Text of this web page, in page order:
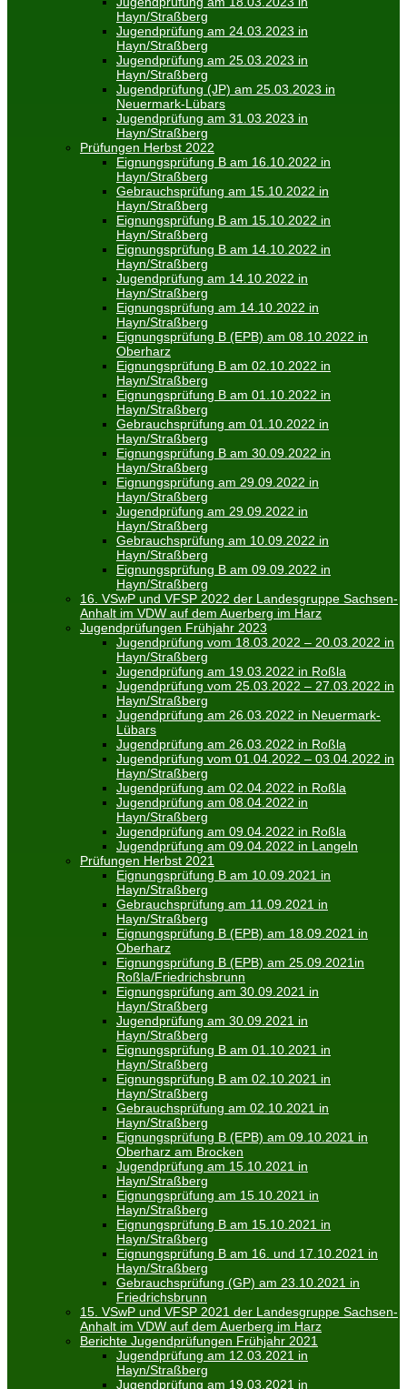
Hayn/Straßberg
Jugendprüfung am 24.03.2023 in
Hayn/Straßberg
Jugendprüfung am 25.03.2023 in
Hayn/Straßberg
Jugendprüfung (JP) am 25.03.2023 in
Neuermark-Lübars
Jugendprüfung am 31.03.2023 in
Hayn/Straßberg
Prüfungen Herbst 2022
Eignungsprüfung B am 16.10.2022 in
Hayn/Straßberg
Gebrauchsprüfung am 15.10.2022 in
Hayn/Straßberg
Eignungsprüfung B am 15.10.2022 in
Hayn/Straßberg
Eignungsprüfung B am 14.10.2022 in
Hayn/Straßberg
Jugendprüfung am 14.10.2022 in
Hayn/Straßberg
Eignungsprüfung am 14.10.2022 in
Hayn/Straßberg
Eignungsprüfung B (EPB) am 08.10.2022 in
Oberharz
Eignungsprüfung B am 02.10.2022 in
Hayn/Straßberg
Eignungsprüfung B am 01.10.2022 in
Hayn/Straßberg
Gebrauchsprüfung am 01.10.2022 in
Hayn/Straßberg
Eignungsprüfung B am 30.09.2022 in
Hayn/Straßberg
Eignungsprüfung am 29.09.2022 in
Hayn/Straßberg
Jugendprüfung am 29.09.2022 in
Hayn/Straßberg
Gebrauchsprüfung am 10.09.2022 in
Hayn/Straßberg
Eignungsprüfung B am 09.09.2022 in
Hayn/Straßberg
16. VSwP und VFSP 2022 der Landesgruppe Sachsen-
Anhalt im VDW auf dem Auerberg im Harz
Jugendprüfungen Frühjahr 2023
Jugendprüfung vom 18.03.2022 – 20.03.2022 in
Hayn/Straßberg
Jugendprüfung am 19.03.2022 in Roßla
Jugendprüfung vom 25.03.2022 – 27.03.2022 in
Hayn/Straßberg
Jugendprüfung am 26.03.2022 in Neuermark-
Lübars
Jugendprüfung am 26.03.2022 in Roßla
Jugendprüfung vom 01.04.2022 – 03.04.2022 in
Hayn/Straßberg
Jugendprüfung am 02.04.2022 in Roßla
Jugendprüfung am 08.04.2022 in
Hayn/Straßberg
Jugendprüfung am 09.04.2022 in Roßla
Jugendprüfung am 09.04.2022 in Langeln
Prüfungen Herbst 2021
Eignungsprüfung B am 10.09.2021 in
Hayn/Straßberg
Gebrauchsprüfung am 11.09.2021 in
Hayn/Straßberg
Eignungsprüfung B (EPB) am 18.09.2021 in
Oberharz
Eignungsprüfung B (EPB) am 25.09.2021in
Roßla/Friedrichsbrunn
Eignungsprüfung am 30.09.2021 in
Hayn/Straßberg
Jugendprüfung am 30.09.2021 in
Hayn/Straßberg
Eignungsprüfung B am 01.10.2021 in
Hayn/Straßberg
Eignungsprüfung B am 02.10.2021 in
Hayn/Straßberg
Gebrauchsprüfung am 02.10.2021 in
Hayn/Straßberg
Eignungsprüfung B (EPB) am 09.10.2021 in
Oberharz am Brocken
Jugendprüfung am 15.10.2021 in
Hayn/Straßberg
Eignungsprüfung am 15.10.2021 in
Hayn/Straßberg
Eignungsprüfung B am 15.10.2021 in
Hayn/Straßberg
Eignungsprüfung B am 16. und 17.10.2021 in
Hayn/Straßberg
Gebrauchsprüfung (GP) am 23.10.2021 in
Friedrichsbrunn
15. VSwP und VFSP 2021 der Landesgruppe Sachsen-
Anhalt im VDW auf dem Auerberg im Harz
Berichte Jugendprüfungen Frühjahr 2021
Jugendprüfung am 12.03.2021 in
Hayn/Straßberg
Jugendprüfung am 19.03.2021 in